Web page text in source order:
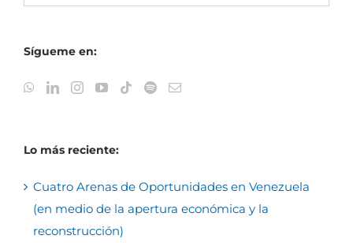
Sígueme en:
Lo más reciente:
Cuatro Arenas de Oportunidades en Venezuela
(en medio de la apertura económica y la
reconstrucción)